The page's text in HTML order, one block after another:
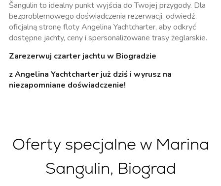
Šangulin to idealny punkt wyjścia do Twojej przygody. Dla
bezproblemowego doświadczenia rezerwacji, odwiedź
oficjalną stronę floty Angelina Yachtcharter, aby odkryć
dostępne jachty, ceny i spersonalizowane trasy żeglarskie.
Zarezerwuj czarter jachtu w Biogradzie
z Angelina Yachtcharter już dziś i wyrusz na
niezapomniane doświadczenie!
Oferty specjalne w Marina
Sangulin, Biograd